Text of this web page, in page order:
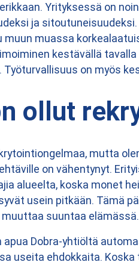
Yrityksessä on
ja
muun muassa
kestävällä
on myös
ollut
mutta
on vähentynyt.
alueelta, koska monet
usein pitkään. Tämä
suuntaa elämässä.
Dobra-yhtiöltä
useita ehdokkaita.